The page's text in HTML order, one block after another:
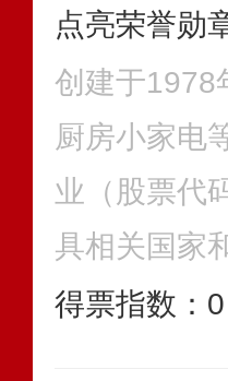
点亮荣誉勋
创建于1978
厨房小家电
业（股票代
具相关国家
得票指数： 0